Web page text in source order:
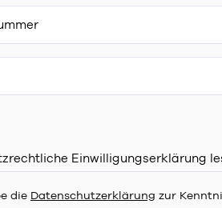
Einwilligungserklärung
die Datenschutzerklärung zur